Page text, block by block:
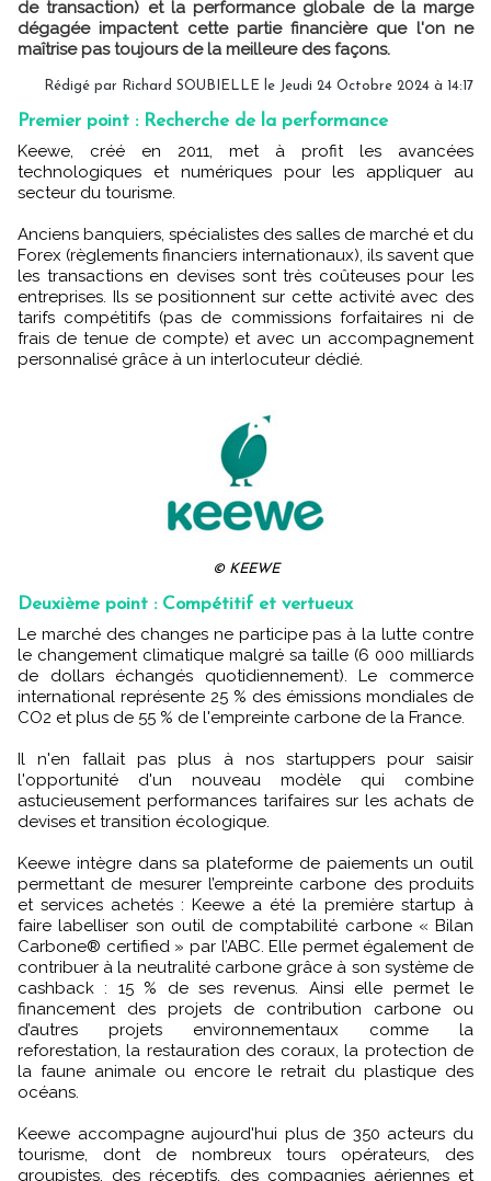
de transaction) et la performance globale de la marge
dégagée impactent cette partie financière que l'on ne
maîtrise pas toujours de la meilleure des façons.
Rédigé par Richard SOUBIELLE le Jeudi 24 Octobre 2024 à 14:17
Premier point : Recherche de la performance
Keewe, créé en 2011, met à profit les avancées
technologiques et numériques pour les appliquer au
secteur du tourisme.
Anciens banquiers, spécialistes des salles de marché et du
Forex (règlements financiers internationaux), ils savent que
les transactions en devises sont très coûteuses pour les
entreprises. Ils se positionnent sur cette activité avec des
tarifs compétitifs (pas de commissions forfaitaires ni de
frais de tenue de compte) et avec un accompagnement
personnalisé grâce à un interlocuteur dédié.
© KEEWE
Deuxième point : Compétitif et vertueux
Le marché des changes ne participe pas à la lutte contre
le changement climatique malgré sa taille (6 000 milliards
de dollars échangés quotidiennement). Le commerce
international représente 25 % des émissions mondiales de
CO2 et plus de 55 % de l'empreinte carbone de la France.
Il n'en fallait pas plus à nos startuppers pour saisir
l'opportunité d'un nouveau modèle qui combine
astucieusement performances tarifaires sur les achats de
devises et transition écologique.
Keewe intègre dans sa plateforme de paiements un outil
permettant de mesurer l’empreinte carbone des produits
et services achetés : Keewe a été la première startup à
faire labelliser son outil de comptabilité carbone « Bilan
Carbone® certified » par l’ABC. Elle permet également de
contribuer à la neutralité carbone grâce à son système de
cashback : 15 % de ses revenus. Ainsi elle permet le
financement des projets de contribution carbone ou
d’autres projets environnementaux comme la
reforestation, la restauration des coraux, la protection de
la faune animale ou encore le retrait du plastique des
océans.
Keewe accompagne aujourd'hui plus de 350 acteurs du
tourisme, dont de nombreux tours opérateurs, des
groupistes, des réceptifs, des compagnies aériennes et